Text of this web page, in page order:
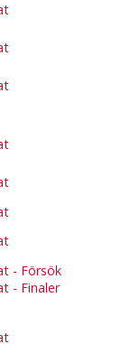
- Försök
- Finaler